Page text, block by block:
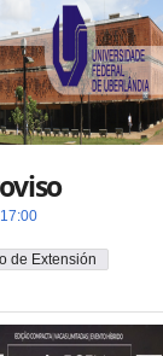
de Extensión